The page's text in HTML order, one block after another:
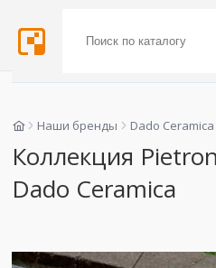
Наши бренды Dado Ceramica
Коллекция
Dado Ceramica